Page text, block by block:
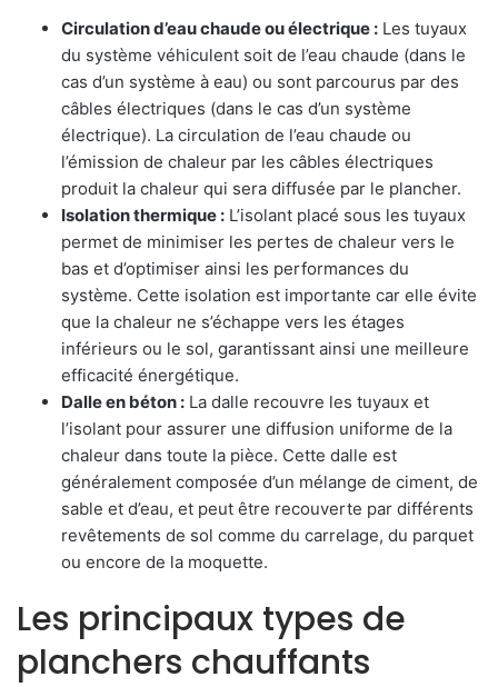
Circulation d’eau chaude ou électrique : Les tuyaux
du système véhiculent soit de l’eau chaude (dans le
cas d’un système à eau) ou sont parcourus par des
câbles électriques (dans le cas d’un système
électrique). La circulation de l’eau chaude ou
l’émission de chaleur par les câbles électriques
produit la chaleur qui sera diffusée par le plancher.
Isolation thermique : L’isolant placé sous les tuyaux
permet de minimiser les pertes de chaleur vers le
bas et d’optimiser ainsi les performances du
système. Cette isolation est importante car elle évite
que la chaleur ne s’échappe vers les étages
inférieurs ou le sol, garantissant ainsi une meilleure
efficacité énergétique.
Dalle en béton : La dalle recouvre les tuyaux et
l’isolant pour assurer une diffusion uniforme de la
chaleur dans toute la pièce. Cette dalle est
généralement composée d’un mélange de ciment, de
sable et d’eau, et peut être recouverte par différents
revêtements de sol comme du carrelage, du parquet
ou encore de la moquette.
Les principaux types de
planchers chauffants